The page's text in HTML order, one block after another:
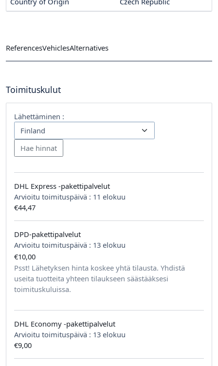
ReferencesVehiclesAlternatives
Toimituskulut
Lähettäminen :
DHL Express -pakettipalvelut
Arvioitu toimituspäivä : 11 elokuu
€44,47
DPD-pakettipalvelut
Arvioitu toimituspäivä : 13 elokuu
€10,00
Psst! Lähetyksen hinta koskee yhtä tilausta. Yhdistä
useita tuotteita yhteen tilaukseen säästääksesi
toimituskuluissa.
DHL Economy -pakettipalvelut
Arvioitu toimituspäivä : 13 elokuu
€9,00